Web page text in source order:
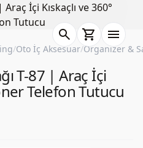
search shopping_cart menu
/Oto İç Aksesuar/Organizer &
T-87 | Araç İçi
Telefon Tutucu